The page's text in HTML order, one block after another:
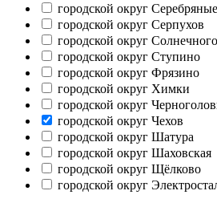
городской округ
городской округ Серпухов
городской округ
городской округ Ступино
городской округ Фрязино
городской округ Химки
городской округ
городской округ Чехов
городской округ Шатура
городской округ Шаховская
городской округ Щёлково
городской округ